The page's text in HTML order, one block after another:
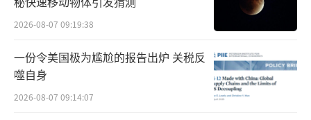
2026-08-07 09:19:38
一份令美国极为尴尬的报告出炉 关税反
噬自身
2026-08-07 09:14:07